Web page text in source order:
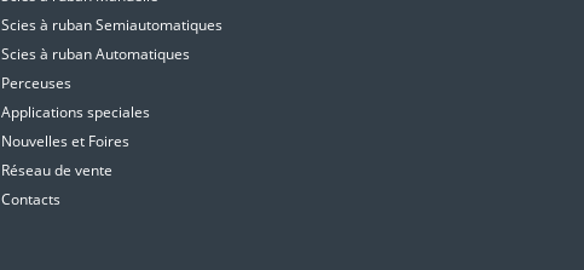
Scies à ruban Semiautomatiques
Scies à ruban Automatiques
Perceuses
Applications speciales
Nouvelles et Foires
Réseau de vente
Contacts